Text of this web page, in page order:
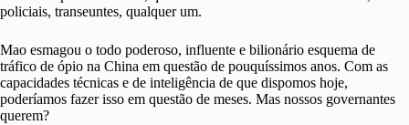
policiais, transeuntes, qualquer um.
Mao esmagou o todo poderoso, influente e bilionário esquema de
tráfico de ópio na China em questão de pouquíssimos anos. Com as
capacidades técnicas e de inteligência de que dispomos hoje,
poderíamos fazer isso em questão de meses. Mas nossos governantes
querem?